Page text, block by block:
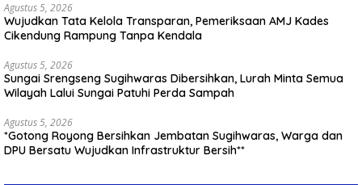
Agustus 5, 2026
Wujudkan Tata Kelola Transparan, Pemeriksaan AMJ Kades
Cikendung Rampung Tanpa Kendala
Agustus 5, 2026
Sungai Srengseng Sugihwaras Dibersihkan, Lurah Minta Semua
Wilayah Lalui Sungai Patuhi Perda Sampah
Agustus 5, 2026
*Gotong Royong Bersihkan Jembatan Sugihwaras, Warga dan
DPU Bersatu Wujudkan Infrastruktur Bersih**